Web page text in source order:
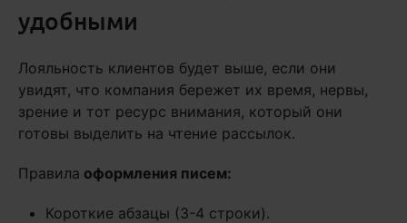
удобными
Лояльность клиентов будет выше, если они
увидят, что компания бережет их время, нервы,
зрение и тот ресурс внимания, который они
готовы выделить на чтение рассылок.
Правила оформления писем:
Короткие абзацы (3-4 строки).